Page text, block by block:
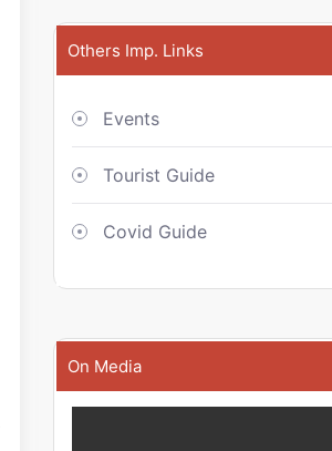
Others Imp. Links
Events
Tourist Guide
Covid Guide
On Media